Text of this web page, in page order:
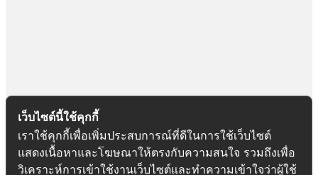
หน้าแรก
เว็บไซต์นี้ใช้คุกกี้
เราใช้คุกกี้เพื่อเพิ่มประสบการณ์ที่ดีในการใช้เว็บไซต์
แสดงเนื้อหาและโฆษณาให้ตรงกับความสนใจ รวมถึงเพื่อ
วิเคราะห์การเข้าใช้งานเว็บไซต์และทำความเข้าใจว่าผู้ใช้